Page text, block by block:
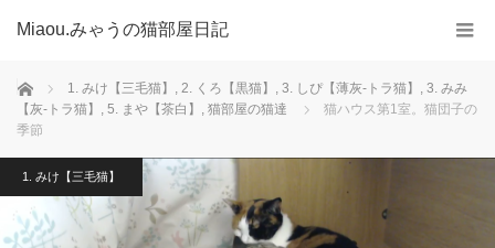
Miaou.みゃうの猫部屋日記
ホーム 1. みけ【三毛猫】 , 2. くろ【黒猫】 , 3. しぴ【薄灰-トラ猫】 , 3. みみ
【灰-トラ猫】 , 5. まや【茶白】 , 猫部屋の猫達
猫ハウス第1室。猫団子の
季節
1. みけ【三毛猫】